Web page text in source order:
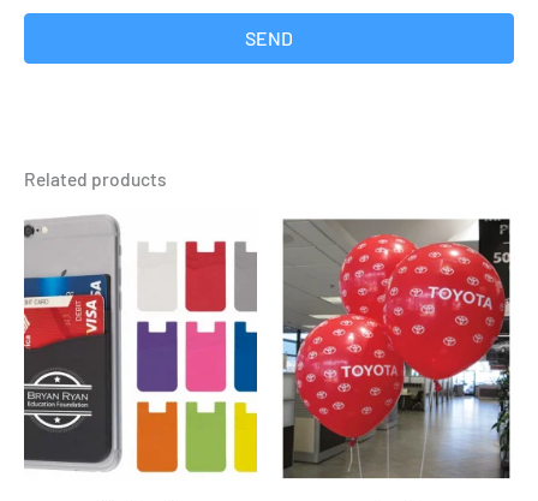
SEND
Related products